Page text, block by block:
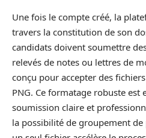
Une fois le compte créé, la
travers la constitution de son
candidats doivent soumettre
relevés de notes ou lettres de
conçu pour accepter des
PNG. Ce formatage robuste est
soumission claire et
la possibilité de groupement